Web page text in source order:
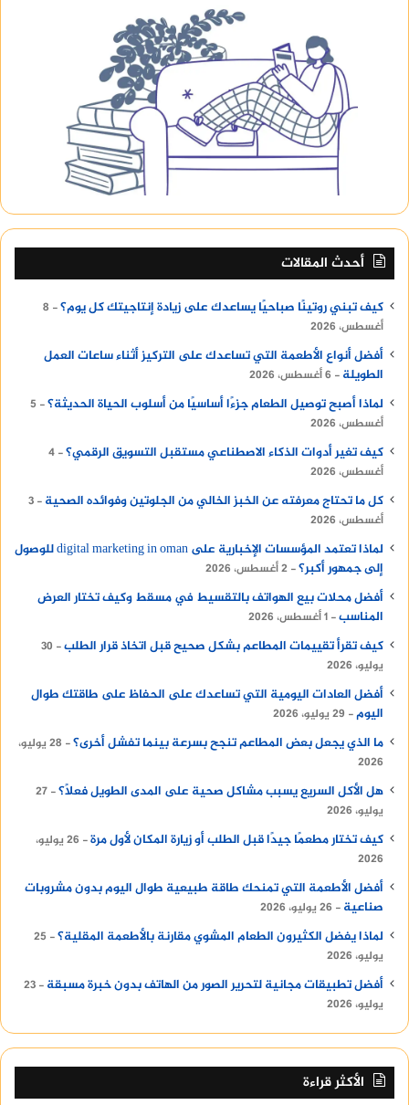
أحدث المقالات
كيف تبني روتينًا صباحيًا يساعدك على زيادة إنتاجيتك كل يوم؟
8
أغسطس، 2026
أفضل أنواع الأطعمة التي تساعدك على التركيز أثناء ساعات العمل
الطويلة
6 أغسطس، 2026
لماذا أصبح توصيل الطعام جزءًا أساسيًا من أسلوب الحياة الحديثة؟
5
أغسطس، 2026
كيف تغير أدوات الذكاء الاصطناعي مستقبل التسويق الرقمي؟ 4
أغسطس، 2026
كل ما تحتاج معرفته عن الخبز الخالي من الجلوتين وفوائده الصحية
3
أغسطس، 2026
لماذا تعتمد المؤسسات الإخبارية على digital marketing in oman للوصول
إلى جمهور أكبر؟ 2 أغسطس، 2026
أفضل محلات بيع الهواتف بالتقسيط في مسقط وكيف تختار العرض
المناسب 1 أغسطس، 2026
كيف تقرأ تقييمات المطاعم بشكل صحيح قبل اتخاذ قرار الطلب
30
يوليو، 2026
أفضل العادات اليومية التي تساعدك على الحفاظ على طاقتك طوال
اليوم
29 يوليو، 2026
ما الذي يجعل بعض المطاعم تنجح بسرعة بينما تفشل أخرى؟
28 يوليو،
2026
هل الأكل السريع يسبب مشاكل صحية على المدى الطويل فعلًا؟ 27
يوليو، 2026
كيف تختار مطعمًا جيدًا قبل الطلب أو زيارة المكان لأول مرة
26 يوليو،
2026
أفضل الأطعمة التي تمنحك طاقة طبيعية طوال اليوم بدون مشروبات
صناعية
26 يوليو، 2026
لماذا يفضل الكثيرون الطعام المشوي مقارنة بالأطعمة المقلية؟
25
يوليو، 2026
أفضل تطبيقات مجانية لتحرير الصور من الهاتف بدون خبرة مسبقة
23
يوليو، 2026
الأكثر قراءة